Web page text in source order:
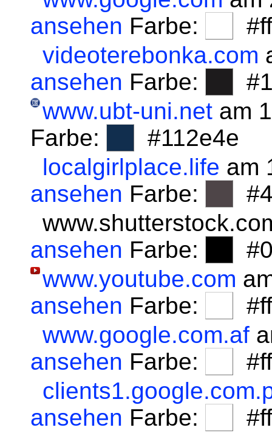
ansehen Farbe:
videoterebonka.com
ansehen Farbe:
www.ubt-uni.net am
Farbe:
#112e4e
localgirlplace.life am
ansehen Farbe:
ansehen Farbe:
www.youtube.com
ansehen Farbe:
www.google.com.af
ansehen Farbe:
ansehen Farbe: